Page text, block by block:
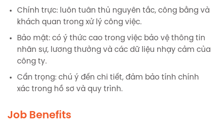
Chính trực: luôn tuân thủ nguyên tắc, công bằng và
khách quan trong xử lý công việc.
Bảo mật: có ý thức cao trong việc bảo vệ thông tin
nhân sự, lương thưởng và các dữ liệu nhạy cảm của
công ty.
Cẩn trọng: chú ý đến chi tiết, đảm bảo tính chính
xác trong hồ sơ và quy trình.
Job Benefits